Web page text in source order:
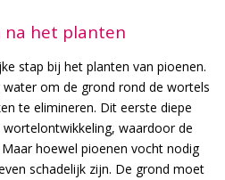
na het planten
stap bij het planten van pioenen.
om de grond rond de wortels
te elimineren. Dit eerste diepe
waardoor de
hoewel pioenen vocht nodig
schadelijk zijn. De grond moet